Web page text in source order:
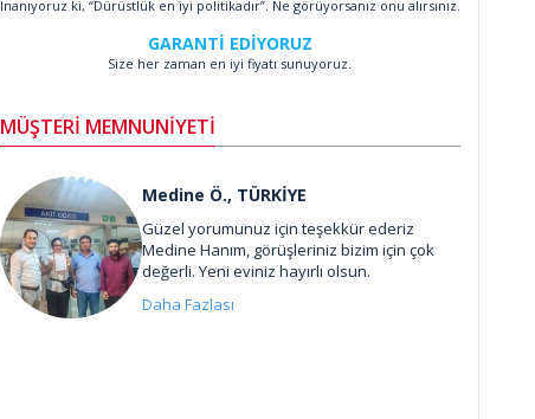
İnanıyoruz ki, “Dürüstlük en iyi politikadır”. Ne görüyorsanız onu alırsınız.
GARANTİ EDİYORUZ
Size her zaman en iyi fiyatı sunuyoruz.
MÜŞTERİ MEMNUNİYETİ
Medine Ö., TÜRKİYE
Güzel yorumunuz için teşekkür ederiz
Medine Hanım, görüşleriniz bizim için çok
değerli. Yeni eviniz hayırlı olsun.
Daha Fazlası